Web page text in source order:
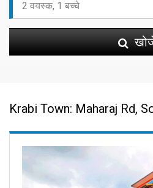
Krabi Town: Maharaj Rd,